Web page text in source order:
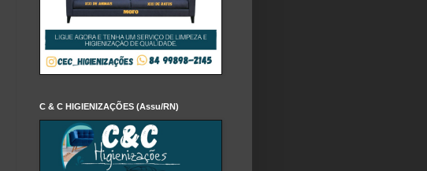
C & C HIGIENIZAÇÕES (Assu/RN)